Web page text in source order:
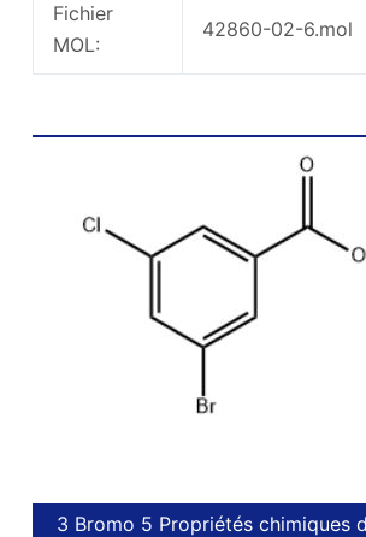
Fichier
MOL:
42860-02-6.mol
3 Bromo 5 Propriétés chimiques